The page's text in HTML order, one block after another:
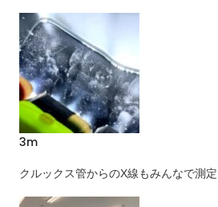
3m
クルックス管からのX線もみんなで測定